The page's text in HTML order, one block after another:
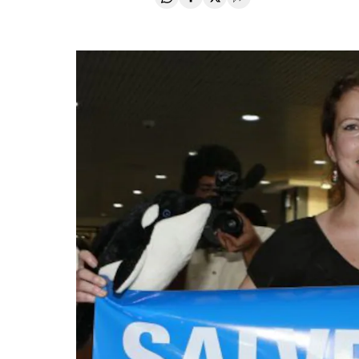
Compartir en Whatsapp
Compartir en Facebook
Compartir en Twitter
Desplegar Redes